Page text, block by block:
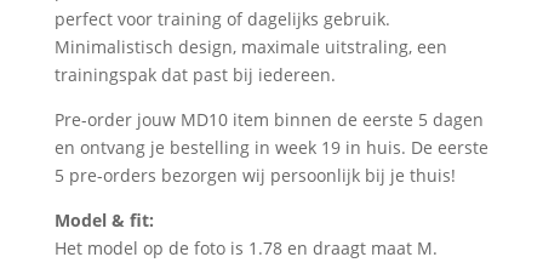
perfect voor training of dagelijks gebruik.
Minimalistisch design, maximale uitstraling, een
trainingspak dat past bij iedereen.
Pre-order jouw MD10 item binnen de eerste 5 dagen
en ontvang je bestelling in week 19 in huis. De eerste
5 pre-orders bezorgen wij persoonlijk bij je thuis!
Model & fit:
Het model op de foto is 1.78 en draagt maat M.